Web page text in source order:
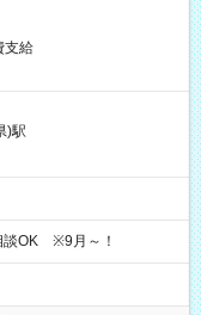
支給
)駅
OK ※9月～！